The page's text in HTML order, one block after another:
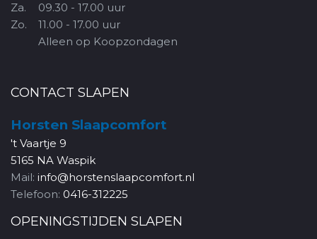
Za.
Zo.
09.30 - 17.00 uur
11.00 - 17.00 uur
Alleen op Koopzondagen
CONTACT SLAPEN
Horsten Slaapcomfort
't Vaartje 9
5165 NA Waspik
Mail: info@horstenslaapcomfort.nl
Telefoon: 0416-312225
OPENINGSTIJDEN SLAPEN